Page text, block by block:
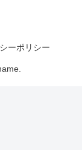
ーポリシー